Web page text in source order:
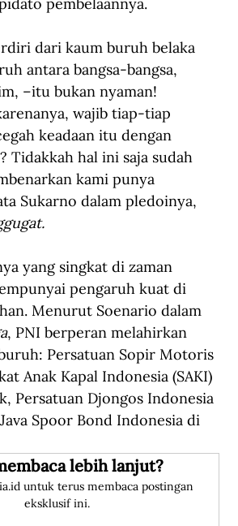
pembelaannya.
dari kaum buruh belaka
antara bangsa-bangsa,
–itu bukan nyaman!
wajib tiap-tiap
keadaan itu dengan
Tidakkah hal ini saja sudah
kami punya
Sukarno dalam pledoinya,
yang singkat di zaman
pengaruh kuat di
Menurut Soenario dalam
, PNI berperan melahirkan
Persatuan Sopir Motoris
Anak Kapal Indonesia (SAKI)
Persatuan Djongos Indonesia
Spoor Bond Indonesia di
lebih lanjut?
untuk terus membaca postingan
eksklusif ini.